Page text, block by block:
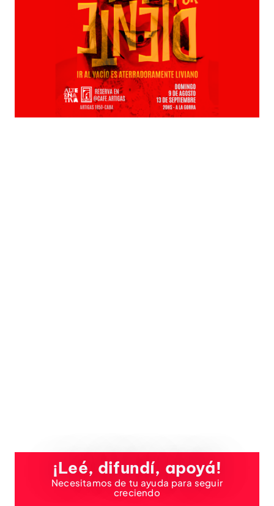
¡Leé, difundí, apoyá!
Necesitamos de tu ayuda para seguir
creciendo